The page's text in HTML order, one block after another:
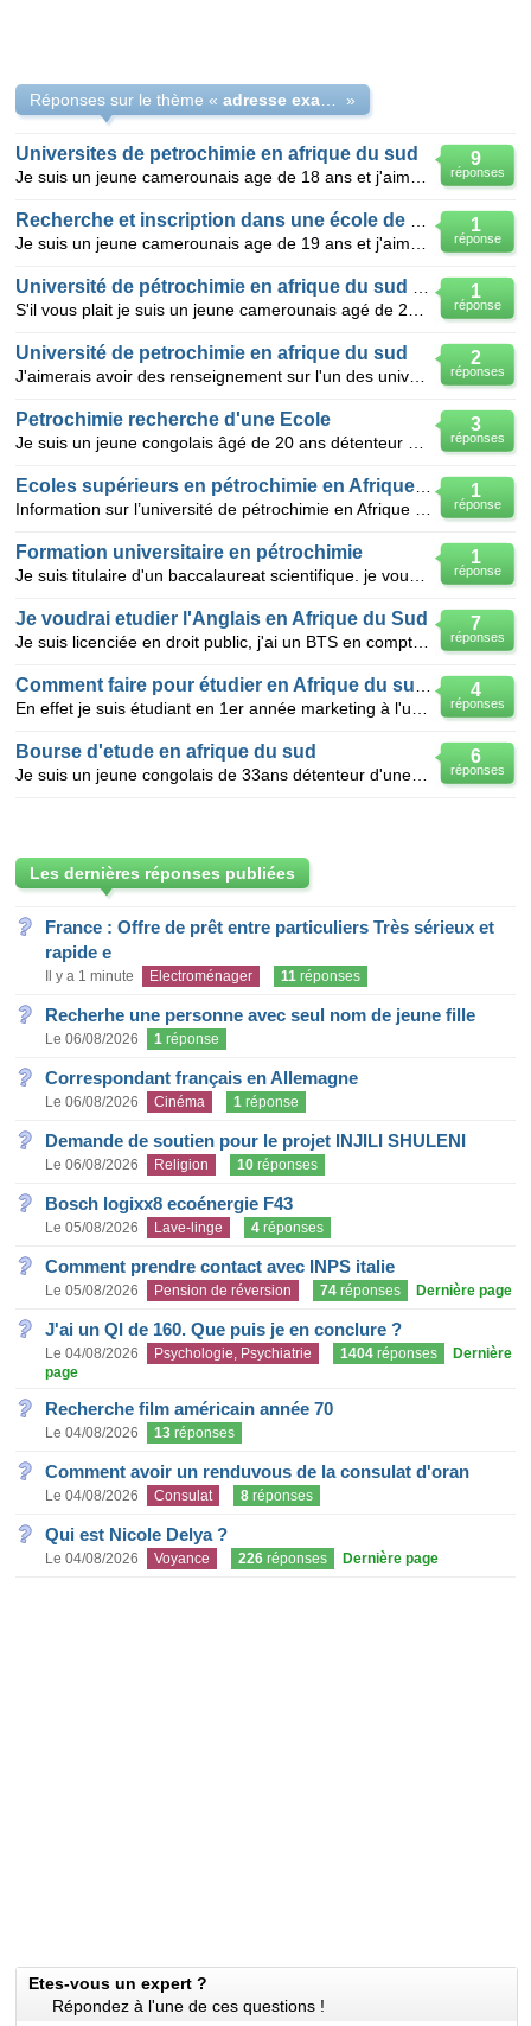
Réponses sur le thème « »
9
réponses
Universites de petrochimie en afrique du sud
1
réponse
1
réponse
2
réponses
Université de petrochimie en afrique du sud
3
réponses
Petrochimie recherche d'une Ecole
1
réponse
1
réponse
Formation universitaire en pétrochimie
7
réponses
Je voudrai etudier l'Anglais en Afrique du Sud
4
réponses
6
réponses
Bourse d'etude en afrique du sud
Les dernières réponses publiées
France : Offre de prêt entre particuliers Très sérieux et
rapide e
Il y a 1 minute Electroménager 11 réponses
Recherhe une personne avec seul nom de jeune fille
Le 06/08/2026 1 réponse
Correspondant français en Allemagne
Le 06/08/2026 Cinéma 1 réponse
Demande de soutien pour le projet INJILI SHULENI
Le 06/08/2026 Religion 10 réponses
Bosch logixx8 ecoénergie F43
Le 05/08/2026 Lave-linge 4 réponses
Comment prendre contact avec INPS italie
Le 05/08/2026 Pension de réversion 74 réponses Dernière page
J'ai un QI de 160. Que puis je en conclure ?
Le 04/08/2026 Psychologie, Psychiatrie 1404 réponses
Dernière
page
Recherche film américain année 70
Le 04/08/2026 13 réponses
Comment avoir un renduvous de la consulat d'oran
Le 04/08/2026 Consulat 8 réponses
Qui est Nicole Delya ?
Le 04/08/2026 Voyance 226 réponses Dernière page
Etes-vous un expert ?
Répondez à l'une de ces questions !